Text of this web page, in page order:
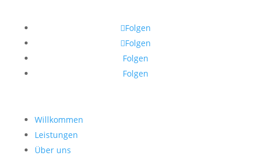
Folgen
Folgen
Folgen
Folgen
Willkommen
Leistungen
Über uns